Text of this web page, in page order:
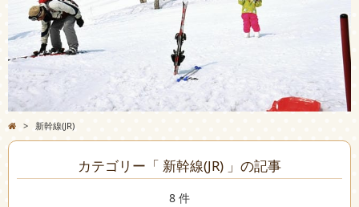
> 新幹線(JR)
カテゴリー「 新幹線(JR) 」の記事
8 件